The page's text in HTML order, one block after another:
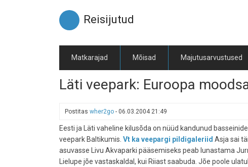
Reisijutud
Matkarajad Mõisad Majutusarvustused
Läti veepark: Euroopa
Postitas wher2go - 06.03.2004 21:49
Eesti ja Läti vaheline kilusõda on nüüd kandunud
veepark Baltikumis. Vt ka veepargi pildigaleriid Asja sai
asuvasse Livu Akvaparki pääsemiseks peab lunastama
Lielupe jõe vastaskaldal, kui Riiast saabuda. Jõe poole